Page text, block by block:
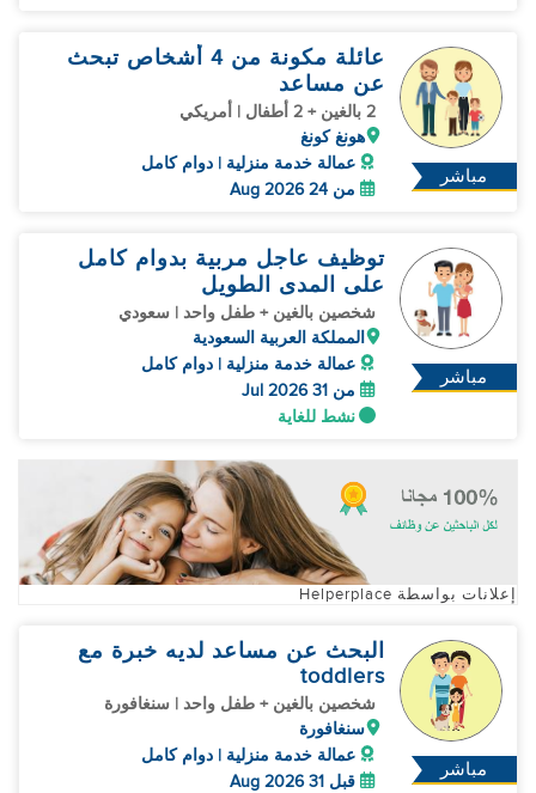
مباشر
عائلة مكونة من 4 أشخاص تبحث
عن مساعد
2 بالغين + 2 أطفال | أمريكي
هونغ كونغ
عمالة خدمة منزلية | دوام كامل
من 24 Aug 2026
مباشر
توظيف عاجل مربية بدوام كامل
على المدى الطويل
شخصين بالغين + طفل واحد | سعودي
المملكة العربية السعودية
عمالة خدمة منزلية | دوام كامل
من 31 Jul 2026
نشط للغاية
إعلانات بواسطة Helperplace
مباشر
البحث عن مساعد لديه خبرة مع
toddlers
شخصين بالغين + طفل واحد | سنغافورة
سنغافورة
عمالة خدمة منزلية | دوام كامل
قبل 31 Aug 2026